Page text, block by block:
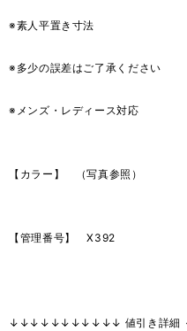
※素人平置き寸法
※多少の誤差はご了承ください
※メンズ・レディース対応
【カラー】 （写真参照）
【管理番号】 X392
↓↓↓↓↓↓↓↓↓↓↓ 値引き詳